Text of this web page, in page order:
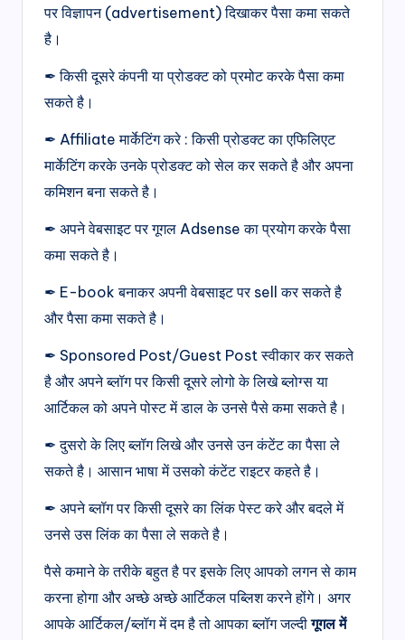
पर विज्ञापन (advertisement) दिखाकर पैसा कमा सकते
है।
✒ किसी दूसरे कंपनी या प्रोडक्ट को प्रमोट करके पैसा कमा
सकते है।
✒ Affiliate मार्केटिंग करे : किसी प्रोडक्ट का एफिलिएट
मार्केटिंग करके उनके प्रोडक्ट को सेल कर सकते है और अपना
कमिशन बना सकते है।
✒ अपने वेबसाइट पर गूगल Adsense का प्रयोग करके पैसा
कमा सकते है।
✒ E-book बनाकर अपनी वेबसाइट पर sell कर सकते है
और पैसा कमा सकते है।
✒ Sponsored Post/Guest Post स्वीकार कर सकते
है और अपने ब्लॉग पर किसी दूसरे लोगो के लिखे ब्लोग्स या
आर्टिकल को अपने पोस्ट में डाल के उनसे पैसे कमा सकते है।
✒ दुसरो के लिए ब्लॉग लिखे और उनसे उन कंटेंट का पैसा ले
सकते है। आसान भाषा में उसको कंटेंट राइटर कहते है।
✒ अपने ब्लॉग पर किसी दूसरे का लिंक पेस्ट करे और बदले में
उनसे उस लिंक का पैसा ले सकते है।
पैसे कमाने के तरीके बहुत है पर इसके लिए आपको लगन से काम
करना होगा और अच्छे अच्छे आर्टिकल पब्लिश करने होंगे। अगर
आपके आर्टिकल/ब्लॉग में दम है तो आपका ब्लॉग जल्दीगूगल में